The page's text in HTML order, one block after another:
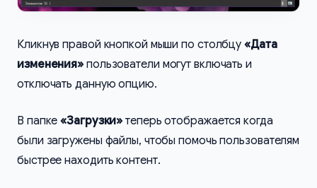
Кликнув правой кнопкой мыши по столбцу«Дата
изменения» пользователи могут включать и
отключать данную опцию.
В папке«Загрузки» теперь отображается когда
были загружены файлы, чтобы помочь пользователям
быстрее находить контент.